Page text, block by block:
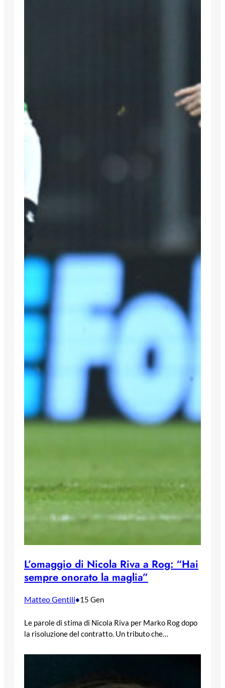
L’omaggio di Nicola Riva a Rog: “Hai
sempre onorato la maglia”
Matteo Gentili•15 Gen
Le parole di stima di Nicola Riva per Marko Rog dopo
la risoluzione del contratto. Un tributo che…